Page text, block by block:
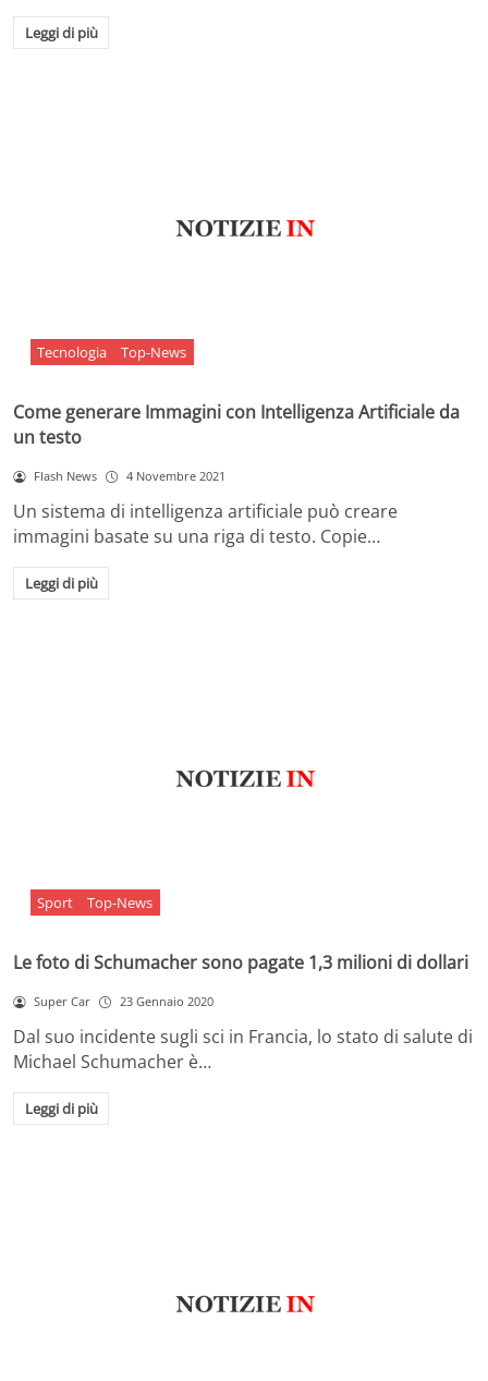
Leggi di più
Tecnologia Top-News
Come generare Immagini con Intelligenza Artificiale da
un testo
Flash News 4 Novembre 2021
Un sistema di intelligenza artificiale può creare
immagini basate su una riga di testo. Copie…
Leggi di più
Sport Top-News
Le foto di Schumacher sono pagate 1,3 milioni di dollari
Super Car 23 Gennaio 2020
Dal suo incidente sugli sci in Francia, lo stato di salute di
Michael Schumacher è…
Leggi di più